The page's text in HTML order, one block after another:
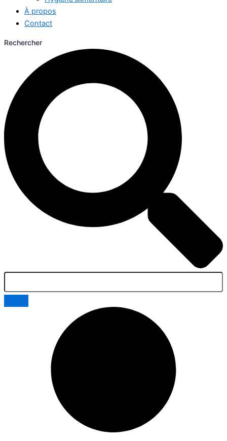
À propos
Contact
Rechercher